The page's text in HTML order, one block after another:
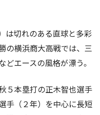
は切れのある直球と多彩
の横浜商大高戦では、三
エースの風格が漂う。
５本塁打の正木智也選手
手（２年）を中心に長短